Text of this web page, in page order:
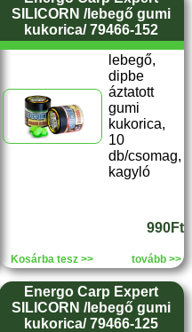
SILICORN /lebegő gumi
kukorica/ 79466-152
lebegő,
dipbe
áztatott
gumi
kukorica,
10
db/csomag,
kagyló
990Ft
Kosárba tesz >> tovább >>
Energo Carp Expert
SILICORN /lebegő gumi
kukorica/ 79466-125